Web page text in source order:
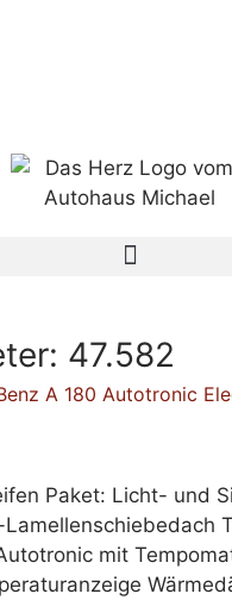
47.582
A 180 Autotronic
Paket: Licht- und
Lamellenschiebedach
mit